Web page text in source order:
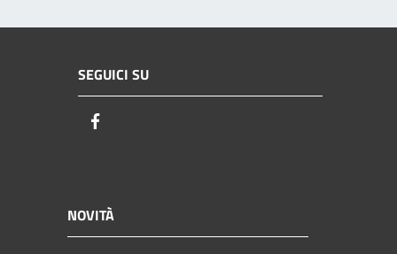
SEGUICI SU
NOVITÀ